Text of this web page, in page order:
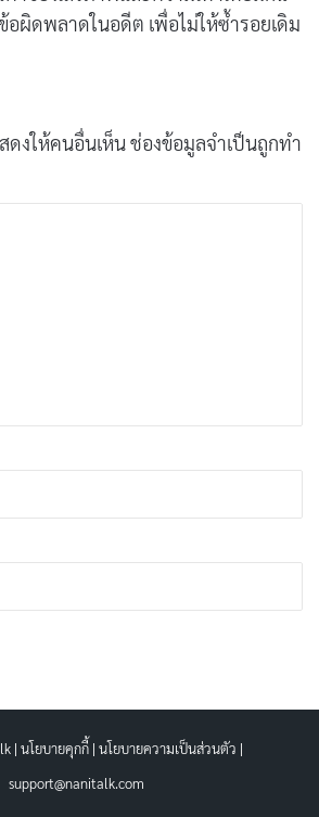
ปี Google ผ่านอะไรมาบ้าง
นี้เป็นบริษัทแม่แทน และลดขนาด
วามคล่องตัวทางธุรกิจ ต่อมาวันที่ 1
กิลได้เปลี่ยนโลโก้บริษัทใหม่
อผิดพลาดในอดีต เพื่อไม่ให้ซ้ำรอยเดิม
ดงให้คนอื่นเห็น ช่องข้อมูลจำเป็นถูกทำ
| นโยบายคุกกี้| นโยบายความเป็นส่วนตัว |
support@nanitalk.com